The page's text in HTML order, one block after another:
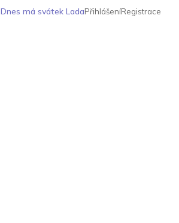
Dnes má svátek LadaPřihlášeníRegistrace